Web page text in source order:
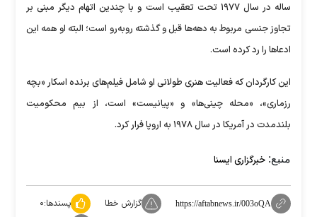
ساله در سال ۱۹۷۷ تحت تعقیب است و با چندین اتهام دیگر مبنی بر
تجاوز جنسی مربوط به دهه‌ها قبل و گذشته روبه‌رو است؛ البته او همه این
ادعا‌ها را رد کرده است.
این کارگردان که فعالیت هنری طولانی او شامل فیلم‌های برنده اسکار «بچه
رزماری»، «محله چینی‌ها» و «پیانیست» است، از بیم محکومیت
بلندمدت در آمریکا در سال ۱۹۷۸ به اروپا فرار کرد.
منبع: خبرگزاری ایسنا
https://aftabnews.ir/003oQA گزارش خطا پسندها:۰